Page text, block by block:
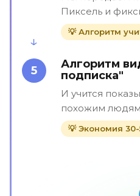
Пиксель и
💡 Алгоритм
5
Алгоритм
подписка"
И учится
похожим
💡 Экономия 30-